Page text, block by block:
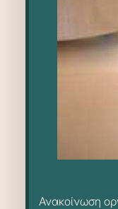
Ανακοίνωση